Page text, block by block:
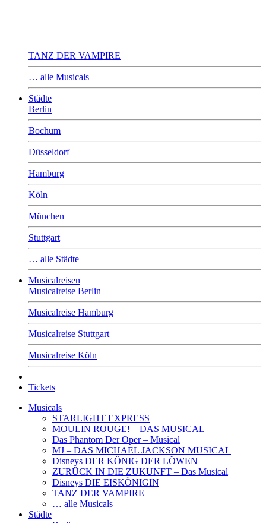
TANZ DER VAMPIRE
… alle Musicals
Städte
Berlin
Bochum
Düsseldorf
Hamburg
Köln
München
Stuttgart
… alle Städte
Musicalreisen
Musicalreise Berlin
Musicalreise Hamburg
Musicalreise Stuttgart
Musicalreise Köln
Tickets
Musicals
STARLIGHT EXPRESS
MOULIN ROUGE! – DAS MUSICAL
Das Phantom Der Oper – Musical
MJ – DAS MICHAEL JACKSON MUSICAL
Disneys DER KÖNIG DER LÖWEN
ZURÜCK IN DIE ZUKUNFT – Das Musical
Disneys DIE EISKÖNIGIN
TANZ DER VAMPIRE
… alle Musicals
Städte